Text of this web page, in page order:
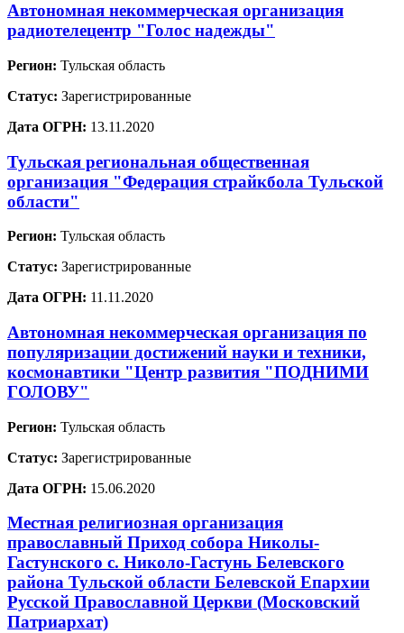
Автономная некоммерческая организация
радиотелецентр "Голос надежды"
Регион: Тульская область
Статус: Зарегистрированные
Дата ОГРН: 13.11.2020
Тульская региональная общественная
организация "Федерация страйкбола Тульской
области"
Регион: Тульская область
Статус: Зарегистрированные
Дата ОГРН: 11.11.2020
Автономная некоммерческая организация по
популяризации достижений науки и техники,
космонавтики "Центр развития "ПОДНИМИ
ГОЛОВУ"
Регион: Тульская область
Статус: Зарегистрированные
Дата ОГРН: 15.06.2020
Местная религиозная организация
православный Приход собора Николы-
Гастунского с. Николо-Гастунь Белевского
района Тульской области Белевской Епархии
Русской Православной Церкви (Московский
Патриархат)